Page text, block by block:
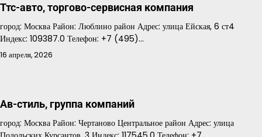
Ттс-авто, торгово-сервисная компания
город: Москва Район: Люблино район Адрес: улица Ейская, 6 ст4
Индекс: 109387.0 Телефон: +7 (495)…
16 апреля, 2026
Ав-стиль, группа компаний
город: Москва Район: Чертаново Центральное район Адрес: улица